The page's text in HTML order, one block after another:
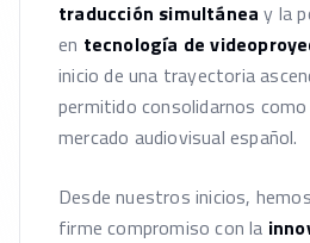
traducción simultánea y la
en tecnología de
inicio de una trayectoria
permitido consolidarnos
mercado audiovisual español.
Desde nuestros inicios,
firme compromiso con la